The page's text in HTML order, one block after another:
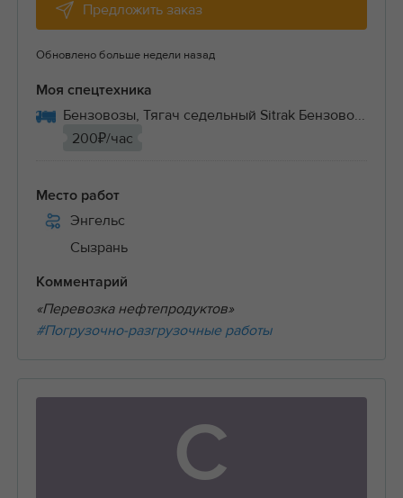
Предложить заказ
Обновлено больше недели назад
Моя спецтехника
Бензовозы, Тягач седельный Sitrak Бензово...
200₽/час
Место работ
Энгельс
Сызрань
Комментарий
«Перевозка нефтепродуктов»
#Погрузочно-разгрузочные работы
С